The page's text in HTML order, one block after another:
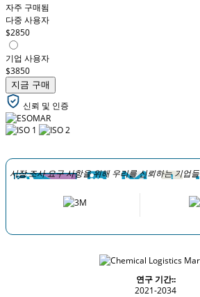
자주 구매됨
다중 사용자
$2850
기업 사용자
$3850
지금 구매
신뢰 및 인증
시장 조사 요구 사항을 위해 우리를 신뢰하는 기업들
연구 기간::
2021-2034